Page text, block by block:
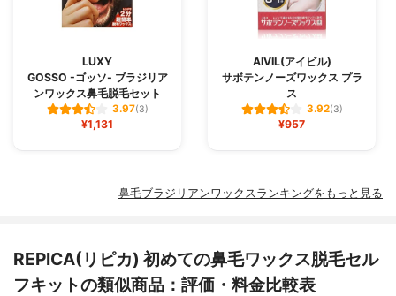
LUXY
GOSSO -ゴッソ- ブラジリア
ンワックス鼻毛脱毛セット
3.97(3)
¥1,131
AIVIL(アイビル)
サボテンノーズワックス プラ
ス
3.92(3)
¥957
鼻毛ブラジリアンワックスランキングをもっと見る
REPICA(リピカ) 初めての鼻毛ワックス脱毛セル
フキットの類似商品：評価・料金比較表